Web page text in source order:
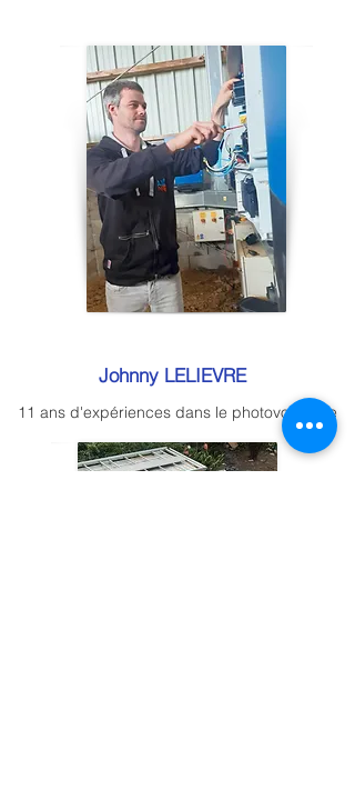
Johnny LELIEVRE
11 ans d'expériences dans le photovoltaïque